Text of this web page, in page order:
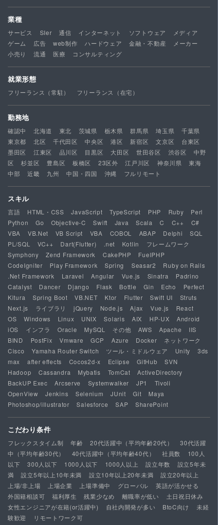
業種
サービス SIer 通信 インターネット ソフトウェア
メディア
ゲーム
広告 web制作 ハードウェア 金融・不動産
メーカー
小売り
流通 医療 コンサルティング
就業形態
フリーランス（常駐） フリーランス（在宅）
勤務地
確認中 北海道 東北 茨城県 栃木県 群馬県 埼玉県
千葉県
東京都
北区 千代田区 中央区 港区 新宿区 文京区
台東区
墨田区
江東区 品川区 目黒区 大田区 世田谷区 渋谷区
中野
区
杉並区 豊島区 板橋区 23区外 江戸川区 神奈川県
東海
中部
近畿 九州 中国・四国 沖縄 フルリモート
スキル
言語 HTML・CSS JavaScript TypeScript PHP Ruby
Perl
Python
Go Objective-C Swift Java Scala C C++
C#
VBA
VB.Net VB Script VBA COBOL ABAP Delphi
SQL
PL/SQL
VC++ Dart(Flutter) .net Kotlin
フレームワーク
Symphony
Zend Framework CakePHP
FuelPHP
CodeIgniter
Play Framework Spring Seasar2
Ruby on Rails
.Net Framework
Laravel Angular Vue.js Sinatra
Padrino
Catalyst
Dancer Django Flask Bottle Gin Echo
Perfect
Kitura
Spring Boot VB.NET Ktor Flutter Swift UI
Struts
Next.js
ライブラリ jQuery Node.js Ajax Vue.js
React
OS
Windows Linux UNIX Solaris AIX HP-UX
Android
iOS
インフラ Oracle MySQL その他 AWS Apache
IIS
BIND
PostFix Vmware GCP Azure Docker
ネットワーク
Cisco
Yamaha Router Switch ツール・ミドルウェア Unity
3ds
max
after effects Cocos2d-x Eclipse GitHub
SVN
Hadoop
Cassandra Mybatis TomCat
ActiveDirectory
BackUP Exec
Arcserve Systemwalker JP1
Tivoli
OpenView
Jenkins Selenium JUnit Git
Maya
Photoshop/illustrator
Salesforce SAP SharePoint
こだわり条件
フレックスタイム制 年齢 20代活躍中（平均年齢20代）
30代活躍
中（平均年齢30代）
40代活躍中（平均年齢40代） 社員数
100人
以下
300人以下 1000人以下 1000人以上 設立年数
設立5年未
満
設立5年以上10年未満 設立10年以上20年未満
設立20年以上
上場/非上場
上場企業 上場準備中 グローバル
英語が活かせる
外国籍相談可
福利厚生 残業少なめ 離職率が低い
土日祝日休み
女性エンジニアが在籍(or活躍中)
自社内開発が多い BtoC向け
未経
験歓迎
リモートワーク可